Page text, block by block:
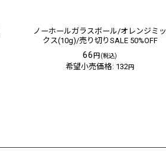
ノーホールガラスボール/オレンジミッ
クス(10g)/売り切りSALE 50%OFF
66円(税込)
希望小売価格: 132円